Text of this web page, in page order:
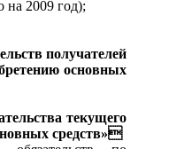
на 2009 год);
получателей
основных
текущего
средств»